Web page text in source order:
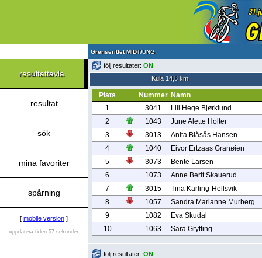
Grenserittet MIDT/UNG
resultattavla
resultat
sök
mina favoriter
spårning
[ mobile version ]
uppdatera tiden 57 sekunder
följ resultater: ON
Kula 14,8 km
Plats Nummer Namn
1
3041
Lill Hege Bjørklund
2
1043
June Alette Holter
3
3013
Anita Blåsås Hansen
4
1040
Eivor Ertzaas Granøien
5
3073
Bente Larsen
6
1073
Anne Berit Skauerud
7
3015
Tina Karling-Hellsvik
8
1057
Sandra Marianne Murberg
9
1082
Eva Skudal
10
1063 Sara Grytting
följ resultater: ON